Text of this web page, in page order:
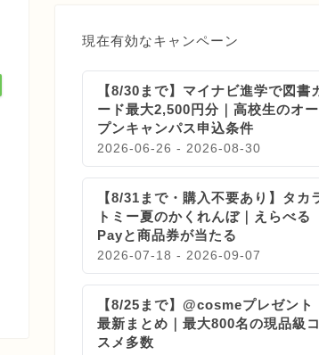
現在有効なキャンペーン
【8/30まで】マイナビ進学で図書
ード最大2,500円分｜高校生のオー
プンキャンパス申込条件
2026-06-26 - 2026-08-30
【8/31まで・購入不要あり】タカ
トミー夏のかくれんぼ｜えらべる
Payと商品券が当たる
2026-07-18 - 2026-09-07
【8/25まで】@cosmeプレゼント
最新まとめ｜最大800名の現品級コ
スメ多数